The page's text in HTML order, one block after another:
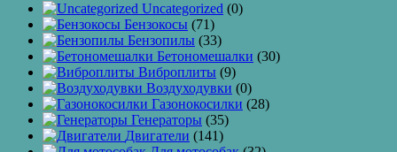
Uncategorized (0)
Бензокосы (71)
Бензопилы (33)
Бетономешалки (30)
Виброплиты (9)
Воздуходувки (0)
Газонокосилки (28)
Генераторы (35)
Двигатели (141)